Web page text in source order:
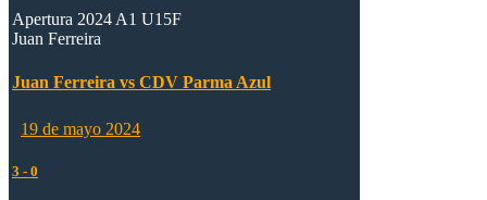
Apertura 2024 A1 U15F
Juan Ferreira
Juan Ferreira vs CDV Parma Azul
19 de mayo 2024
3 - 0